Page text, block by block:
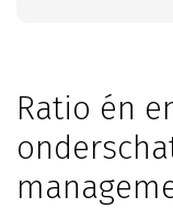
Ratio én